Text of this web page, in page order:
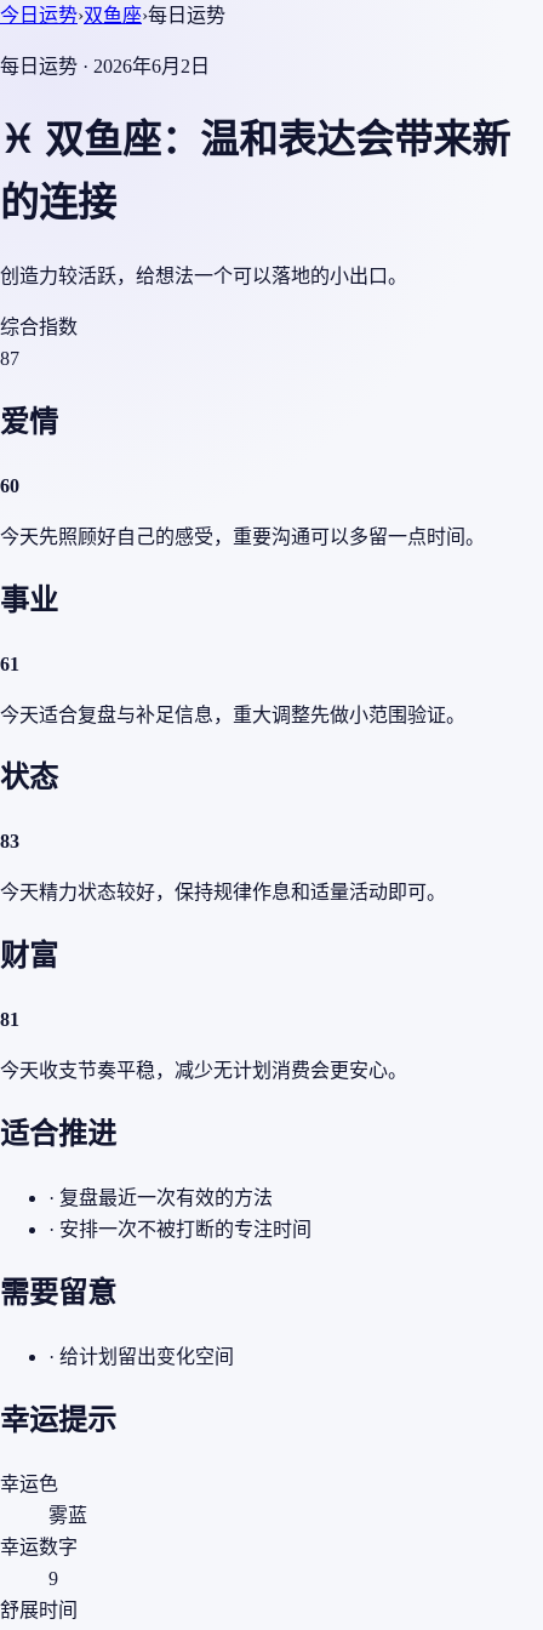
今日运势›双鱼座›每日运势
每日运势 · 2026年6月2日
♓ 双鱼座：温和表达会带来新
的连接
创造力较活跃，给想法一个可以落地的小出口。
综合指数
87
爱情
60
今天先照顾好自己的感受，重要沟通可以多留一点时间。
事业
61
今天适合复盘与补足信息，重大调整先做小范围验证。
状态
83
今天精力状态较好，保持规律作息和适量活动即可。
财富
81
今天收支节奏平稳，减少无计划消费会更安心。
适合推进
· 复盘最近一次有效的方法
· 安排一次不被打断的专注时间
需要留意
· 给计划留出变化空间
幸运提示
幸运色
雾蓝
幸运数字
9
舒展时间